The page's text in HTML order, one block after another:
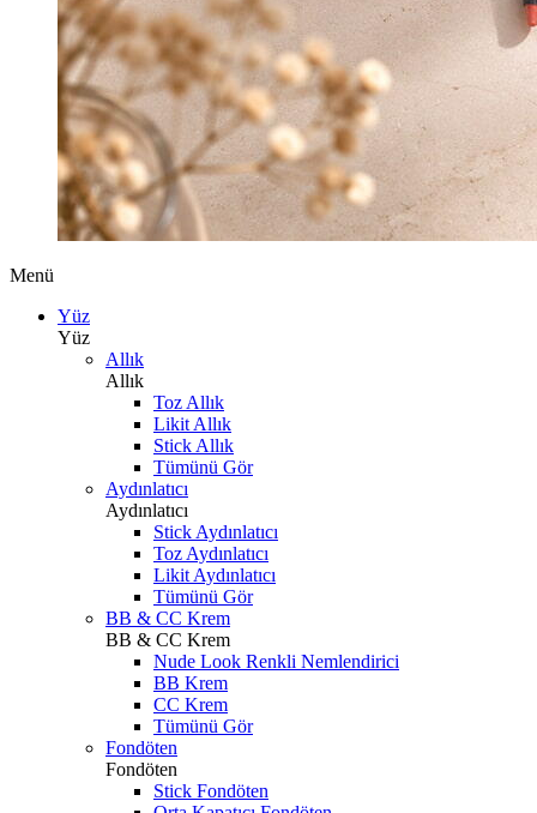
Menü
Yüz
Yüz
Allık
Allık
Toz Allık
Likit Allık
Stick Allık
Tümünü Gör
Aydınlatıcı
Aydınlatıcı
Stick Aydınlatıcı
Toz Aydınlatıcı
Likit Aydınlatıcı
Tümünü Gör
BB & CC Krem
BB & CC Krem
Nude Look Renkli Nemlendirici
BB Krem
CC Krem
Tümünü Gör
Fondöten
Fondöten
Stick Fondöten